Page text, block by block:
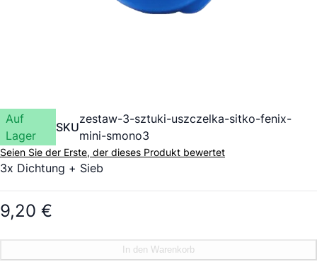
Auf
Lager
SKU
zestaw-3-sztuki-uszczelka-sitko-fenix-
mini-smono3
Seien Sie der Erste, der dieses Produkt bewertet
3x Dichtung + Sieb
9,20 €
In den Warenkorb